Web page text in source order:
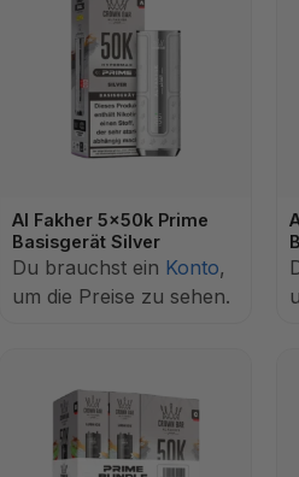
Al Fakher 5x50k Prime
Basisgerät Silver
Du brauchst ein Konto,
um die Preise zu sehen.